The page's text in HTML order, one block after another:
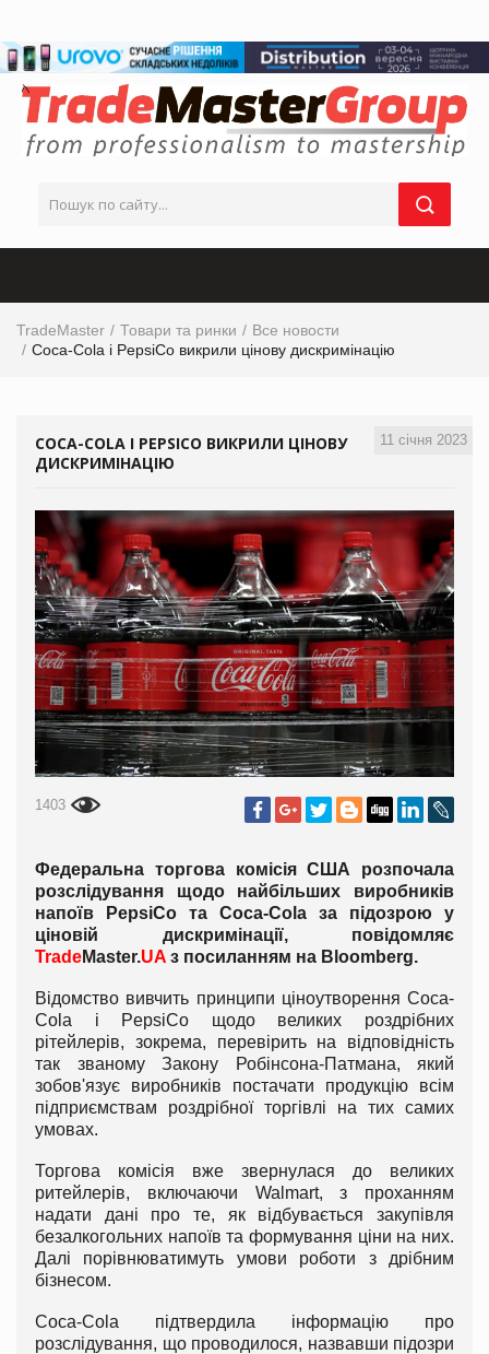
TradeMaster Товари та ринки
Все новости
Coca-Cola і PepsiCo викрили цінову дискримінацію
11 січня 2023
COCA-COLA І PEPSICO ВИКРИЛИ ЦІНОВУ
ДИСКРИМІНАЦІЮ
1403
Федеральна торгова комісія США розпочала
розслідування щодо найбільших виробників
напоїв PepsiCo та Coca-Cola за підозрою у
ціновій дискримінації, повідомляє
TradeMaster.UA з посиланням на Bloomberg.
Відомство вивчить принципи ціноутворення Coca-
Cola і PepsiCo щодо великих роздрібних
рітейлерів, зокрема, перевірить на відповідність
так званому Закону Робінсона-Патмана, який
зобов'язує виробників постачати продукцію всім
підприємствам роздрібної торгівлі на тих самих
умовах.
Торгова комісія вже звернулася до великих
ритейлерів, включаючи Walmart, з проханням
надати дані про те, як відбувається закупівля
безалкогольних напоїв та формування ціни на них.
Далі порівнюватимуть умови роботи з дрібним
бізнесом.
Coca-Cola підтвердила інформацію про
розслідування, що проводилося, назвавши підозри